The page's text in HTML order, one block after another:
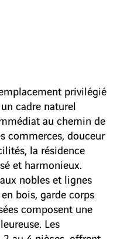
privilégié
cadre naturel
au chemin de
commerces, douceur
la résidence
et harmonieux.
nobles et lignes
bois, garde corps
composent une
Les